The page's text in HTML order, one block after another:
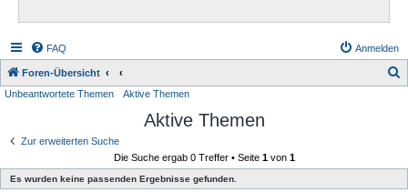
FAQ Anmelden
Foren-Übersicht
Unbeantwortete Themen Aktive Themen
Aktive Themen
Zur erweiterten Suche
Die Suche ergab 0 Treffer • Seite 1von 1
Es wurden keine passenden Ergebnisse gefunden.